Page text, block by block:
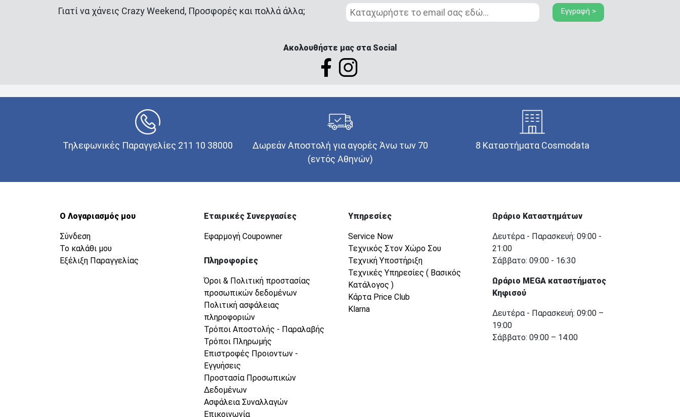
Γιατί να χάνεις Crazy Weekend, Προσφορές και πολλά άλλα; Εγγραφή >
Ακολουθήστε μας στα Social
Τηλεφωνικές Παραγγελίες 211 10 38000
Δωρεάν Αποστολή για αγορές Άνω των 70
(εντός Αθηνών)
8 Καταστήματα Cosmodata
Ο Λογαριασμός μου
Σύνδεση
Το καλάθι μου
Εξέλιξη Παραγγελίας
Εταιρικές Συνεργασίες
Εφαρμογή Coupowner
Πληροφορίες
Όροι & Πολιτική προστασίας
προσωπικών δεδομένων
Πολιτική ασφάλειας
πληροφοριών
Τρόποι Αποστολής - Παραλαβής
Τρόποι Πληρωμής
Επιστροφές Προιοντων -
Εγγυήσεις
Προστασία Προσωπικών
Δεδομένων
Ασφάλεια Συναλλαγών
Επικοινωνία
Υπηρεσίες
Service Now
Τεχνικός Στον Χώρο Σου
Τεχνική Υποστήριξη
Τεχνικές Υπηρεσίες ( Βασικός
Κατάλογος )
Κάρτα Price Club
Klarna
Ωράριο Καταστημάτων
Δευτέρα - Παρασκευή: 09:00 -
21:00
Σάββατο: 09:00 - 16:30
Ωράριο MEGA καταστήματος
Κηφισού
Δευτέρα - Παρασκευή: 09:00 –
19:00
Σάββατο: 09:00 – 14:00